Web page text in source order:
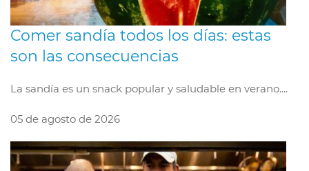
Comer sandía todos los días: estas
son las consecuencias
La sandía es un snack popular y saludable en verano....
05 de agosto de 2026